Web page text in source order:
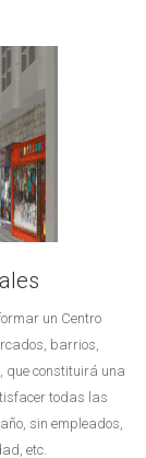
un Centro
barrios,
que constituirá una
todas las
sin empleados,
etc.